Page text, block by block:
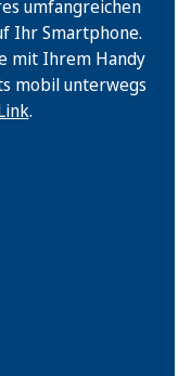
umfangreichen
Ihr Smartphone.
mit Ihrem Handy
mobil unterwegs
.